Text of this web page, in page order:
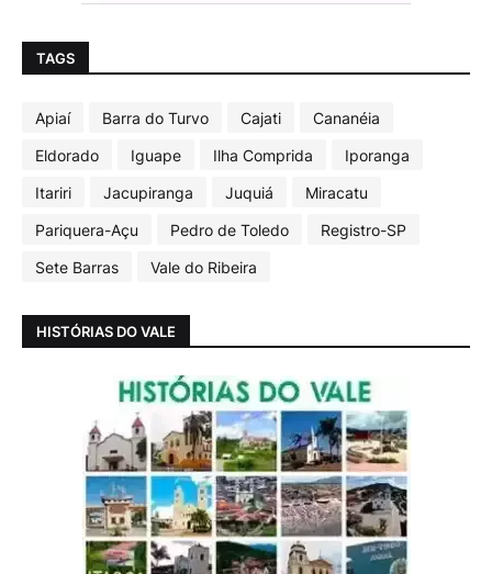
TAGS
Apiaí Barra do Turvo Cajati
Cananéia
Eldorado
Iguape Ilha Comprida
Iporanga
Itariri
Jacupiranga Juquiá
Miracatu
Pariquera-Açu
Pedro de Toledo
Registro-SP
Sete Barras
Vale do Ribeira
HISTÓRIAS DO VALE